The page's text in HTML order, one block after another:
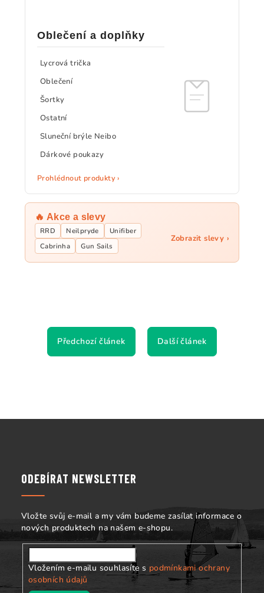
Oblečení a doplňky
Lycrová trička
Oblečení
Šortky
Ostatní
Sluneční brýle Neibo
Dárkové poukazy
Prohlédnout produkty ›
🔥 Akce a slevy
RRD Neilpryde
Unifiber
Cabrinha
Gun Sails
Zobrazit slevy ›
Předchozí článek Další článek
ODEBÍRAT NEWSLETTER
Vložte svůj e-mail a my vám budeme zasílat informace o
nových produktech na našem e-shopu.
Vložením e-mailu souhlasíte s podmínkami ochrany
osobních údajů